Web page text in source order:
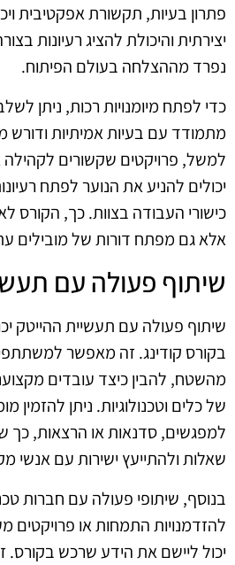
פתרון בעיות, תקשורת אפקטיבית
יצירתית והיכולת להציג רעיונות
נפרד מההצלחה בעולם הפיתוח.
כדי לפתח מיומנויות רכות, ניתן
מתמודד עם בעיות אמיתיות
למשל, פרויקטים שקשורים לקהילה
יכולים להניע את הנוער לפתח
כישורי העבודה בצוות. כך, הקורס
אלא גם מפתח דורות של מובילים
שיתוף פעולה עם
שיתוף פעולה עם תעשיית ההייטק
בקורס קודינג. זה מאפשר
מהשטח, להבין כיצד עובדים
של כלים וטכנולוגיות. ניתן להזמין
למפגשים, סדנאות או הרצאות, כך
שאלות ולהתייעץ ישירות עם אנשי
בנוסף, שיתופי פעולה עם חברות
להזדמנויות התמחות או פרויקטים
יכול ליישם את הידע שרכש